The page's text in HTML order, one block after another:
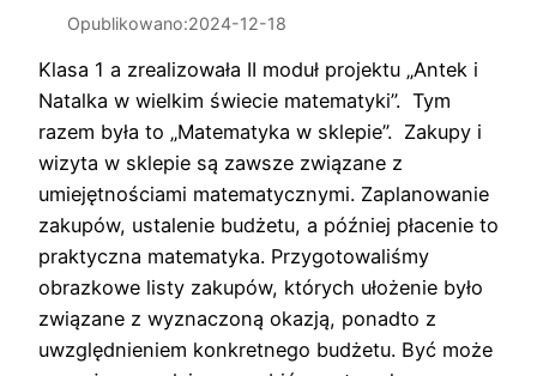
Opublikowano:2024-12-18
Klasa 1 a zrealizowała II moduł projektu „Antek i
Natalka w wielkim świecie matematyki”. Tym
razem była to „Matematyka w sklepie”. Zakupy i
wizyta w sklepie są zawsze związane z
umiejętnościami matematycznymi. Zaplanowanie
zakupów, ustalenie budżetu, a później płacenie to
praktyczna matematyka. Przygotowaliśmy
obrazkowe listy zakupów, których ułożenie było
związane z wyznaczoną okazją, ponadto z
uwzględnieniem konkretnego budżetu. Być może